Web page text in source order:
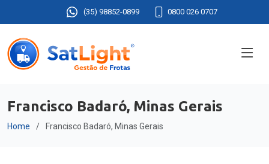
(35) 98852-0899 0800 026 0707
Francisco Badaró, Minas Gerais
Home Francisco Badaró, Minas Gerais